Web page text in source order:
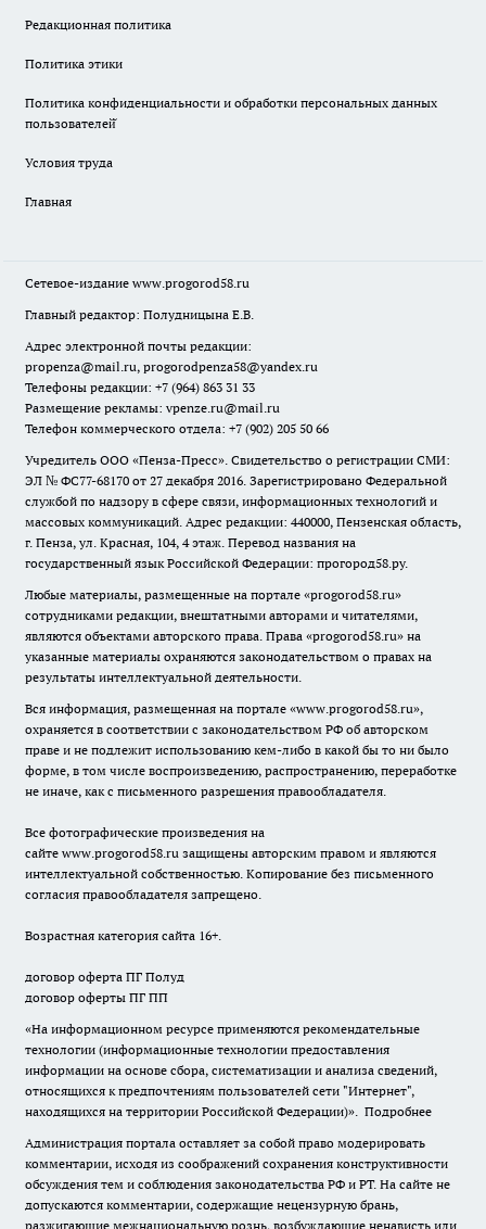
Редакционная политика
Политика этики
Политика конфиденциальности и обработки персональных данных
пользователей̆
Условия труда
Главная
Сетевое-издание www.progorod58.ru
Главный редактор: Полудницына Е.В.
Адрес электронной почты редакции:
propenza@mail.ru, progorodpenza58@yandex.ru
Телефоны редакции: +7 (964) 863 31 33
Размещение рекламы: vpenze.ru@mail.ru
Телефон коммерческого отдела: +7 (902) 205 50 66
Учредитель ООО «Пенза-Пресс». Свидетельство о регистрации СМИ:
ЭЛ № ФС77-68170 от 27 декабря 2016. Зарегистрировано Федеральной
службой по надзору в сфере связи, информационных технологий и
массовых коммуникаций. Адрес редакции: 440000, Пензенская область,
г. Пенза, ул. Красная, 104, 4 этаж. Перевод названия на
государственный язык Российской Федерации: прогород58.ру.
Любые материалы, размещенные на портале «progorod58.ru»
сотрудниками редакции, внештатными авторами и читателями,
являются объектами авторского права. Права «progorod58.ru» на
указанные материалы охраняются законодательством о правах на
результаты интеллектуальной деятельности.
Вся информация, размещенная на портале «www.progorod58.ru»,
охраняется в соответствии с законодательством РФ об авторском
праве и не подлежит использованию кем-либо в какой бы то ни было
форме, в том числе воспроизведению, распространению, переработке
не иначе, как с письменного разрешения правообладателя.
Все фотографические произведения на
сайте www.progorod58.ru защищены авторским правом и являются
интеллектуальной собственностью. Копирование без письменного
согласия правообладателя запрещено.
Возрастная категория сайта 16+.
договор оферта ПГ Полуд
договор оферты ПГ ПП
«На информационном ресурсе применяются рекомендательные
технологии (информационные технологии предоставления
информации на основе сбора, систематизации и анализа сведений,
относящихся к предпочтениям пользователей сети "Интернет",
находящихся на территории Российской Федерации)». Подробнее
Администрация портала оставляет за собой право модерировать
комментарии, исходя из соображений сохранения конструктивности
обсуждения тем и соблюдения законодательства РФ и РТ. На сайте не
допускаются комментарии, содержащие нецензурную брань,
разжигающие межнациональную рознь, возбуждающие ненависть или